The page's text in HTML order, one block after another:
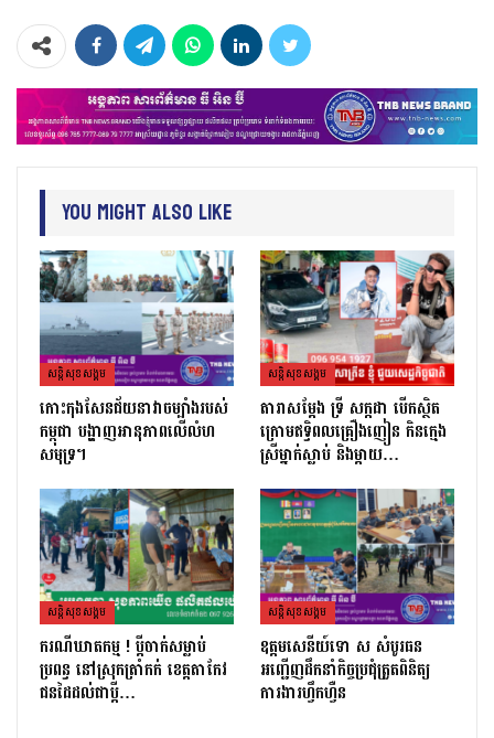
You Might Also Like
សន្តិសុខសង្គម
កោះកុងសែនជ័យនាវាចម្បាំងរបស់
កម្ពុជា បង្ហាញអានុភាពលើលំហ
សមុទ្រ។
សន្តិសុខសង្គម
តារាសម្ដែង ទ្រី សក្កដា បើកស្ថិត
ក្រោមឥទ្ធិពលគ្រឿងញៀន កិនក្មេង
ស្រីម្នាក់ស្លាប់ និងម្ដាយ…
សន្តិសុខសង្គម
ករណីឃាតកម្ម ! ប្ដីចាក់សម្លាប់
ប្រពន្ធ នៅស្រុកត្រាំកក់ ខេត្តតាកែវ
ជនដៃដល់ជាប្ដី…
សន្តិសុខសង្គម
ឧត្តមសេនីយ៍ទោ ស សំបូរធន
អញ្ជើញដឹកនាំកិច្ចប្រជុំត្រួតពិនិត្យ​
ការងារហ្វឹកហ្វឺន